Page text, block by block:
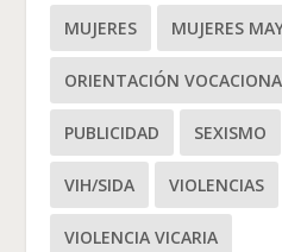
MUJERES MUJERES
ORIENTACIÓN
PUBLICIDAD SEXISMO
VIH/SIDA VIOLENCIAS
VIOLENCIA VICARIA